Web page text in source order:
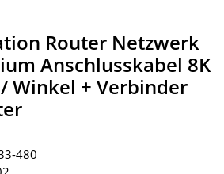
Router Netzwerk
Anschlusskabel 8K
Winkel + Verbinder
480